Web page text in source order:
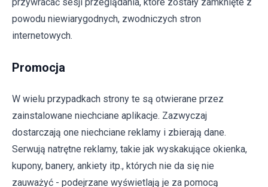
powodu niewiarygodnych, zwodniczych stron
internetowych.
Promocja
W wielu przypadkach strony te są otwierane przez
zainstalowane niechciane aplikacje. Zazwyczaj
dostarczają one niechciane reklamy i zbierają dane.
Serwują natrętne reklamy, takie jak wyskakujące okienka,
kupony, banery, ankiety itp., których nie da się nie
zauważyć - podejrzane wyświetlają je za pomocą